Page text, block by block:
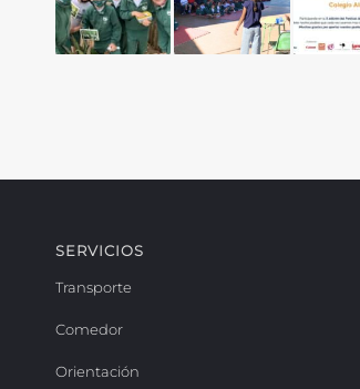
SERVICIOS
Transporte
Comedor
Orientación